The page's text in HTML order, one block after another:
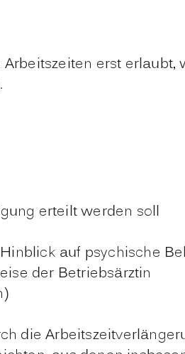
erst
erteilt werden soll
auf psychische
der Betriebsärztin
die